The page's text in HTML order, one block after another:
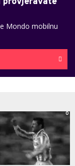
Mondo mobilnu
0